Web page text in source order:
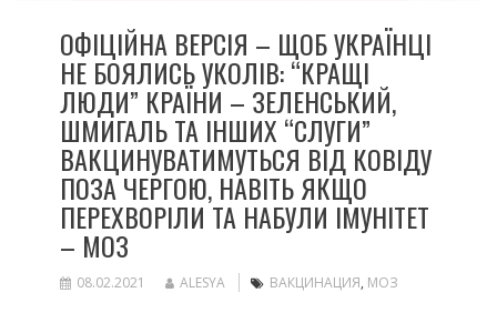
ОФІЦІЙНА ВЕРСІЯ – ЩОБ УКРАЇНЦІ
НЕ БОЯЛИСЬ УКОЛІВ: “КРАЩІ
ЛЮДИ” КРАЇНИ – ЗЕЛЕНСЬКИЙ,
ШМИГАЛЬ ТА ІНШИХ “СЛУГИ”
ВАКЦИНУВАТИМУТЬСЯ ВІД КОВІДУ
ПОЗА ЧЕРГОЮ, НАВІТЬ ЯКЩО
ПЕРЕХВОРІЛИ ТА НАБУЛИ ІМУНІТЕТ
– МОЗ
08.02.2021 ALESYA ВАКЦИНАЦИЯ, МОЗ